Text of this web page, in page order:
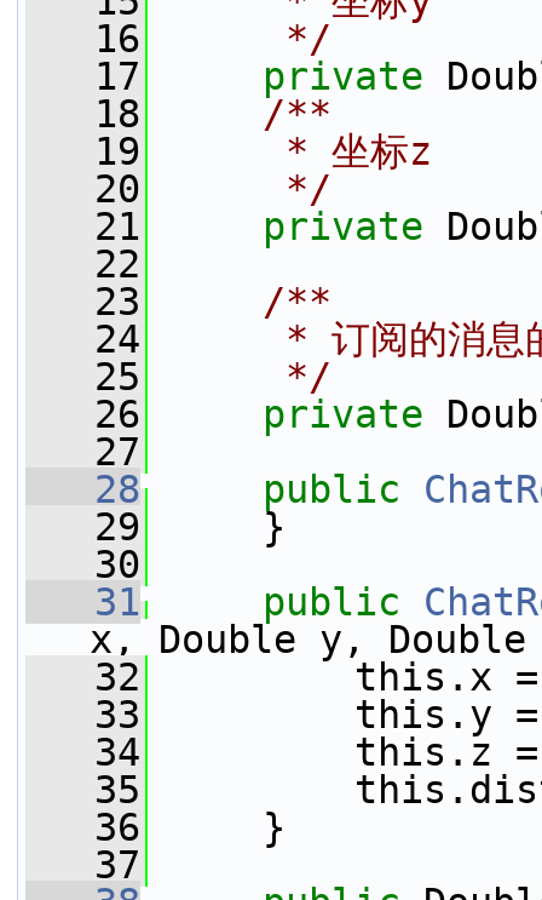
   16
     */
   17
private
   18
    /**
   19
     * 坐标z
   20
     */
   21
private
   22
   23
    /**
   24
* 订阅的消息
   25
     */
   26
private
   27
   28
public
   29
}
   30
   31
public
x, Double y,
   32
this.x =
   33
this.y =
   34
this.z =
   35
   36
}
   37